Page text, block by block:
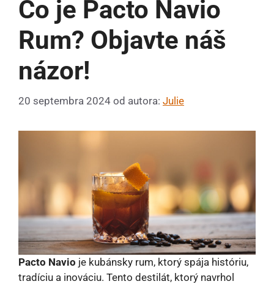
Čo je Pacto Navio
Rum? Objavte náš
názor!
20 septembra 2024 od autora: Julie
Pacto Navio je kubánsky rum, ktorý spája históriu,
tradíciu a inováciu. Tento destilát, ktorý navrhol